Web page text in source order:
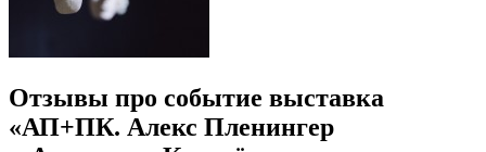
Отзывы про событие выставка
«АП+ПК. Алекс Пленингер